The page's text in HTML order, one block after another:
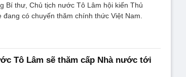
Bí thư, Chủ tịch nước Tô Lâm hội kiến Thủ
có chuyến thăm chính thức Việt Nam.
Tô Lâm sẽ thăm cấp Nhà nước tới